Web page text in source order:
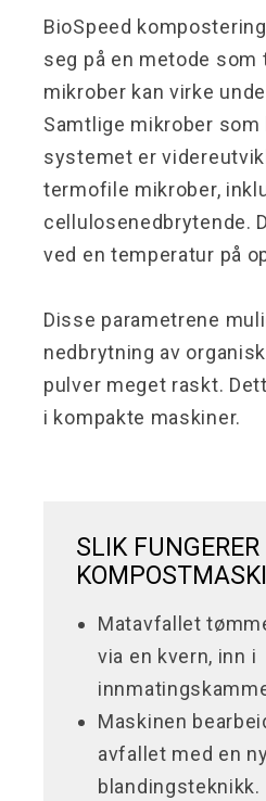
BioSpeed
seg på en metode
mikrober kan virke
Samtlige mikrober som
systemet er
termofile mikrober,
cellulosenedbrytende.
ved en temperatur på
Disse parametrene
nedbrytning av
pulver meget raskt.
i kompakte maskiner.
SLIK FUNGERER
Matavfallet
via en kvern, inn i
Maskinen
avfallet med en
blandingsteknikk.